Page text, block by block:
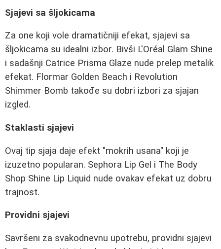
Sjajevi sa šljokicama
Za one koji vole dramatičniji efekat, sjajevi sa
šljokicama su idealni izbor. Bivši L'Oréal Glam Shine
i sadašnji Catrice Prisma Glaze nude prelep metalik
efekat. Flormar Golden Beach i Revolution
Shimmer Bomb takođe su dobri izbori za sjajan
izgled.
Staklasti sjajevi
Ovaj tip sjaja daje efekt "mokrih usana" koji je
izuzetno popularan. Sephora Lip Gel i The Body
Shop Shine Lip Liquid nude ovakav efekat uz dobru
trajnost.
Providni sjajevi
Savršeni za svakodnevnu upotrebu, providni sjajevi